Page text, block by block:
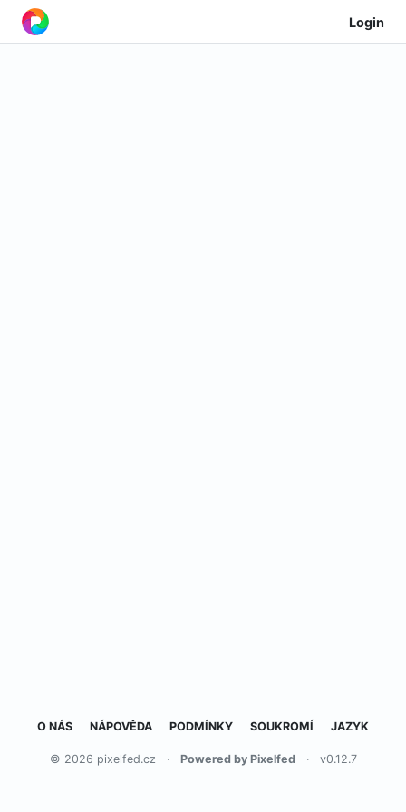
Login
O NÁS NÁPOVĚDA PODMÍNKY SOUKROMÍ JAZYK
© 2026 pixelfed.cz · Powered by Pixelfed · v0.12.7